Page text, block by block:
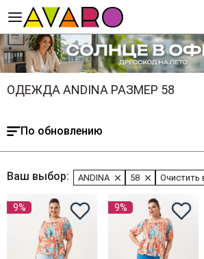
ОДЕЖДА ANDINA РАЗМЕР 58
По обновлению
Ваш выбор: ANDINA 58 Очистить
9% 9%